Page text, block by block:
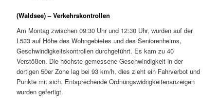
(Waldsee) – Verkehrskontrollen
Am Montag zwischen 09:30 Uhr und 12:30 Uhr, wurden auf der
L533 auf Höhe des Wohngebietes und des Seniorenheims,
Geschwindigkeitskontrollen durchgeführt. Es kam zu 40
Verstößen. Die höchste gemessene Geschwindigkeit in der
dortigen 50er Zone lag bei 93 km/h, dies zieht ein Fahrverbot und
Punkte mit sich. Entsprechende Ordnungswidrigkeitenanzeigen
wurden gefertigt.